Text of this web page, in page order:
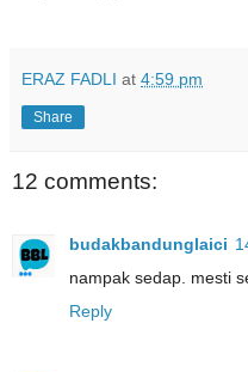
ERAZ FADLI at 4:59 pm
Share
12 comments:
budakbandunglaici
nampak sedap. mesti
Reply